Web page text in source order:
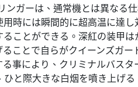
ガーは、通常機とは異なる
時には瞬間的に超高温に達
ことができる。深紅の装甲
ことで自らがクイーンズガ
事により、クリミナルバス
と際大きな白烟を噴き上げる